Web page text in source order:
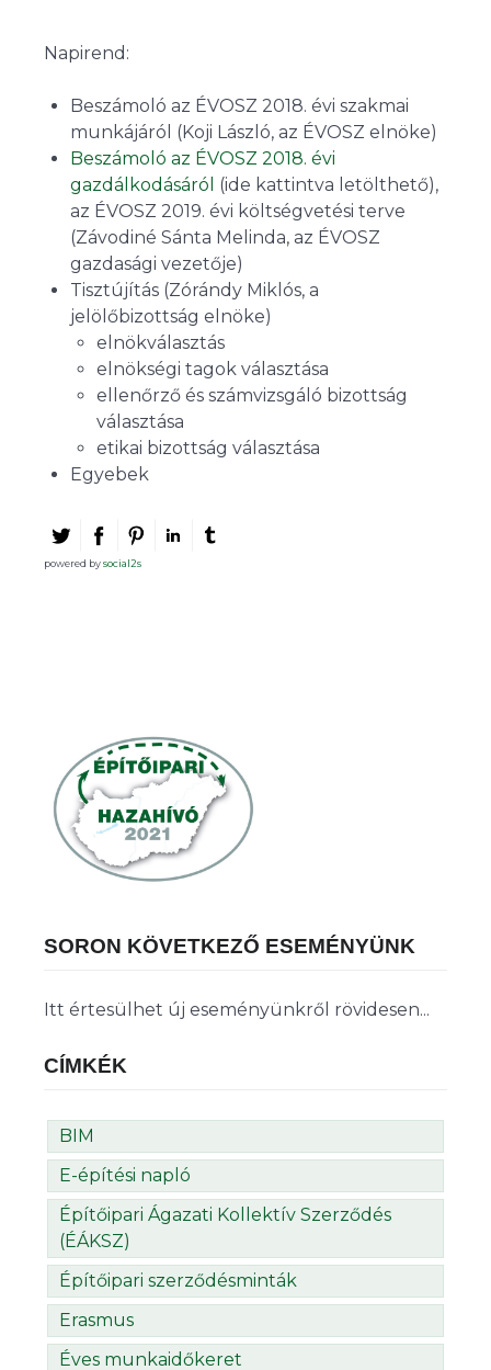
Napirend:
Beszámoló az ÉVOSZ 2018. évi szakmai
munkájáról (Koji László, az ÉVOSZ elnöke)
Beszámoló az ÉVOSZ 2018. évi
gazdálkodásáról (ide kattintva letölthető),
az ÉVOSZ 2019. évi költségvetési terve
(Závodiné Sánta Melinda, az ÉVOSZ
gazdasági vezetője)
Tisztújítás (Zórándy Miklós, a
jelölőbizottság elnöke)
elnökválasztás
elnökségi tagok választása
ellenőrző és számvizsgáló bizottság
választása
etikai bizottság választása
Egyebek
powered bysocial2s
SORON KÖVETKEZŐ ESEMÉNYÜNK
Itt értesülhet új eseményünkről rövidesen...
CÍMKÉK
BIM
E-építési napló
Építőipari Ágazati Kollektív Szerződés
(ÉÁKSZ)
Építőipari szerződésminták
Erasmus
Éves munkaidőkeret